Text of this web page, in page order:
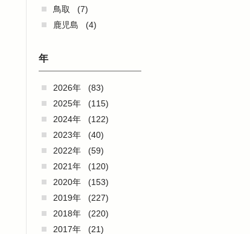
鳥取
(7)
鹿児島
(4)
年
2026年
(83)
2025年
(115)
2024年
(122)
2023年
(40)
2022年
(59)
2021年
(120)
2020年
(153)
2019年
(227)
2018年
(220)
2017年
(21)